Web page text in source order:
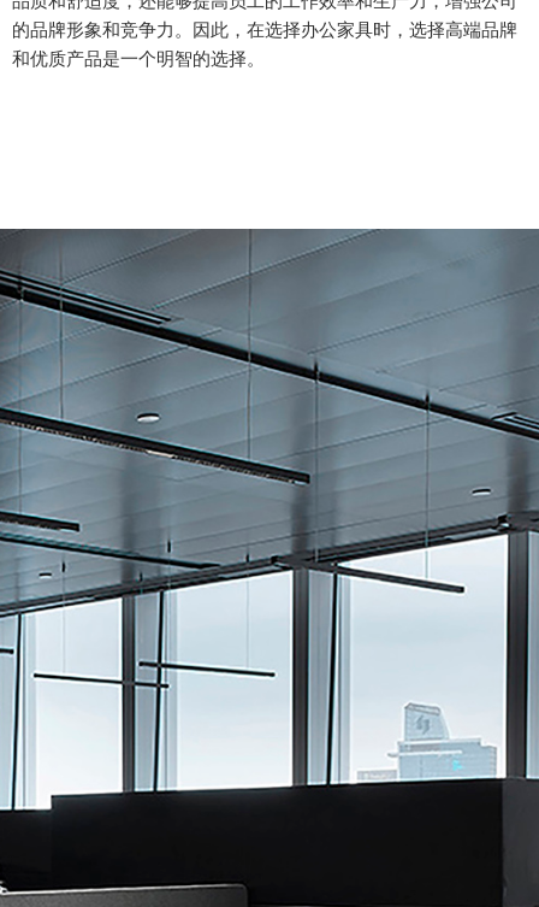
的品牌形象和竞争力。因此，在选择办公家具时，选择高端品牌
和优质产品是一个明智的选择。